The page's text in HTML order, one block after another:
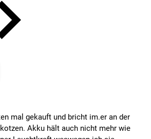
mal gekauft und bricht im.er an der
Akku hält auch nicht mehr wie